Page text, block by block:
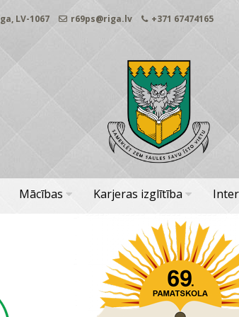
LV-1067 r69ps@riga.lv +371 67474165
Mācības Karjeras izglītība